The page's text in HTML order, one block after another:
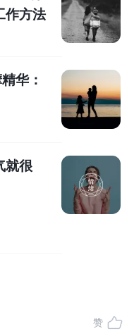
：孩子的成长离不开
孩子的需求，以及能
程度上影响孩子的成
自然地认为妈妈是孩子
付出所有，做一个完
一的人对自己当妈妈
的妈妈们对自己的表现
）。
主动调整自己的工作
择成为“全职妈妈”的
因此给自己带上了高
作方法
华：
就很
赞